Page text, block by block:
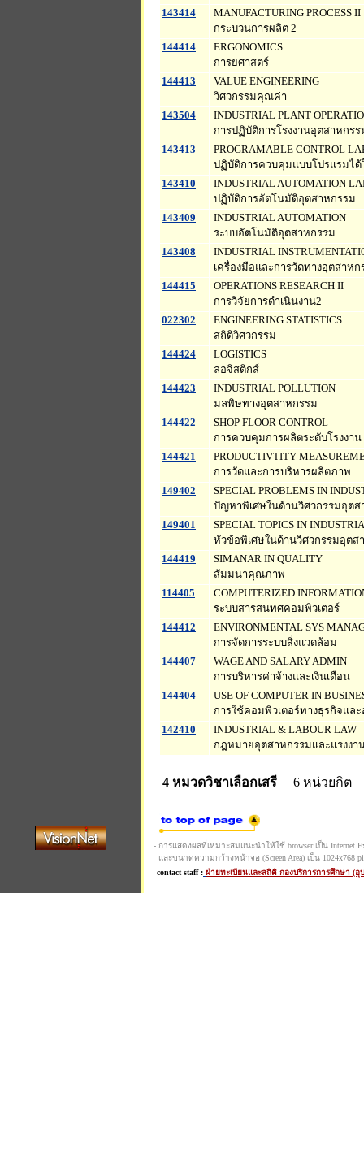
143414
MANUFACTURING PROCESS II
กระบวนการผลิต 2
144414
ERGONOMICS
การยศาสตร์
144413
VALUE ENGINEERING
วิศวกรรมคุณค่า
143504
INDUSTRIAL PLANT
การปฏิบัติการโรงงานอุตสาหกรร
143413
PROGRAMABLE CONTROL
ปฏิบัติการควบคุมแบบโปรแรมไ
143410
INDUSTRIAL AUTOMATION
ปฏิบัติการอัตโนมัติอุตสาหกรรม
143409
INDUSTRIAL AUTOMATION
ระบบอัตโนมัติอุตสาหกรรม
143408
INDUSTRIAL
เครื่องมือและการวัดทางอุตสาหก
144415
OPERATIONS RESEARCH II
การวิจัยการดำเนินงาน2
022302
ENGINEERING STATISTICS
สถิติวิศวกรรม
144424
LOGISTICS
ลอจิสติกส์
144423
INDUSTRIAL POLLUTION
มลพิษทางอุตสาหกรรม
144422
SHOP FLOOR CONTROL
การควบคุมการผลิตระดับโรงงาน
144421
PRODUCTIVTITY
การวัดและการบริหารผลิตภาพ
149402
SPECIAL PROBLEMS IN
ปัญหาพิเศษในด้านวิศวกรรมอุตส
149401
SPECIAL TOPICS IN
หัวข้อพิเศษในด้านวิศวกรรมอุตส
144419
SIMANAR IN QUALITY
สัมมนาคุณภาพ
114405
COMPUTERIZED
ระบบสารสนทศคอมพิวเตอร์
144412
ENVIRONMENTAL SYS
การจัดการระบบสิ่งแวดล้อม
144407
WAGE AND SALARY ADMIN
การบริหารค่าจ้างและเงินเดือน
144404
USE OF COMPUTER IN
การใช้คอมพิวเตอร์ทางธุรกิจแล
142410
INDUSTRIAL & LABOUR LAW
กฎหมายอุตสาหกรรมและแรงงา
4 หมวดวิชาเลือกเสรี 6 หน่วยกิต
- การแสดงผลที่เหมาะสมแนะนำให้ใช้ browser เป็น Internet
และขนาดความกว้างหน้าจอ (Screen Area) เป็น 1024x768
contact staff : ฝ่ายทะเบียนและสถิติ กองบริการการศึกษา (อุบ